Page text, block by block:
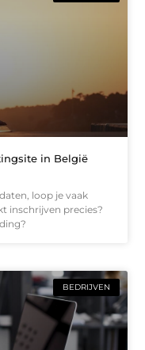
in België
loop je vaak
inschrijven precies?
BEDRIJVEN